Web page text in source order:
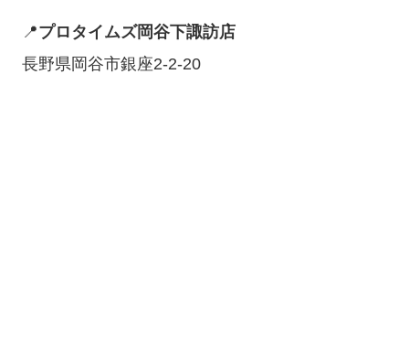
📍プロタイムズ岡谷下諏訪店
長野県岡谷市銀座2-2-20